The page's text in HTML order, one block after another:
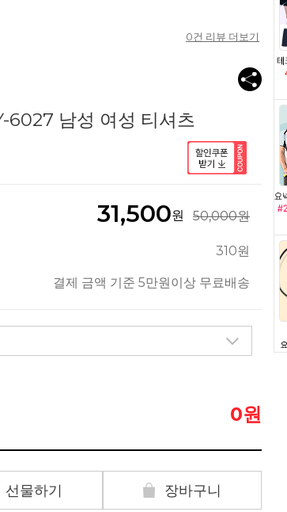
0건 리뷰 더보기
6027 남성 여성 티셔츠
31,500원 50,000원
310원
결제 금액 기준 5만원이상 무료배송
0원
선물하기 장바구니